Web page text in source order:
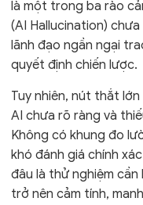
là một trong ba rào
(AI Hallucination)
lãnh đạo ngần ngại
quyết định chiến lược.
Tuy nhiên, nút thắt
AI chưa rõ ràng và
Không có khung đo
khó đánh giá chính
đâu là thử nghiệm cần
trở nên cảm tính,